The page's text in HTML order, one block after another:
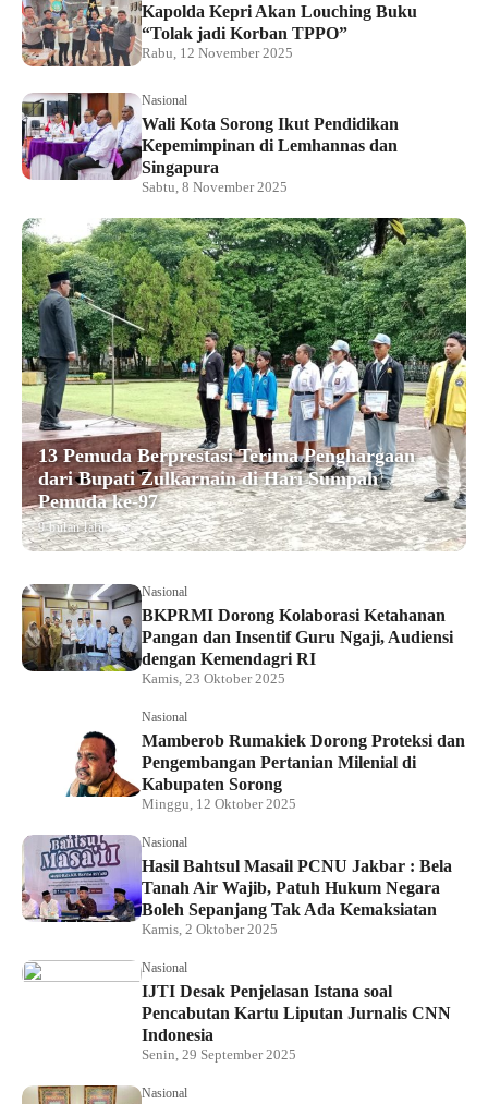
Kapolda Kepri Akan Louching Buku
“Tolak jadi Korban TPPO”
Rabu, 12 November 2025
Nasional
Wali Kota Sorong Ikut Pendidikan
Kepemimpinan di Lemhannas dan
Singapura
Sabtu, 8 November 2025
13 Pemuda Berprestasi Terima Penghargaan
dari Bupati Zulkarnain di Hari Sumpah
Pemuda ke-97
9 bulan lalu
Nasional
BKPRMI Dorong Kolaborasi Ketahanan
Pangan dan Insentif Guru Ngaji, Audiensi
dengan Kemendagri RI
Kamis, 23 Oktober 2025
Nasional
Mamberob Rumakiek Dorong Proteksi dan
Pengembangan Pertanian Milenial di
Kabupaten Sorong
Minggu, 12 Oktober 2025
Nasional
Hasil Bahtsul Masail PCNU Jakbar : Bela
Tanah Air Wajib, Patuh Hukum Negara
Boleh Sepanjang Tak Ada Kemaksiatan
Kamis, 2 Oktober 2025
Nasional
IJTI Desak Penjelasan Istana soal
Pencabutan Kartu Liputan Jurnalis CNN
Indonesia
Senin, 29 September 2025
Nasional